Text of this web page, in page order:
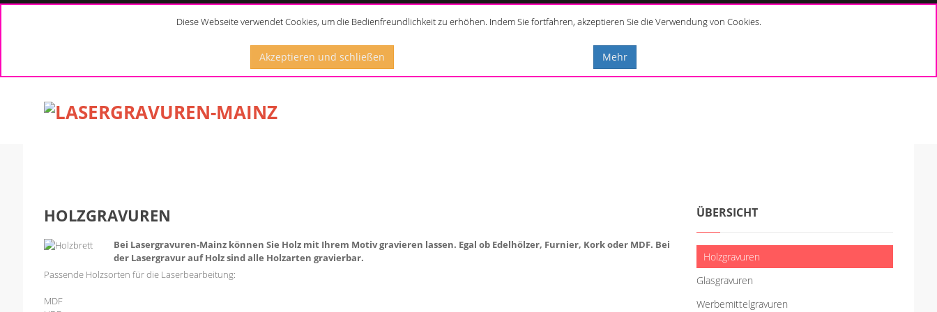
Diese Webseite verwendet Cookies, um die Bedienfreundlichkeit zu erhöhen. Indem Sie fortfahren, akzeptieren Sie die Verwendung von Cookies.
Akzeptieren und schließen Mehr
HOLZGRAVUREN
Bei Lasergravuren-Mainz können Sie Holz mit Ihrem Motiv gravieren lassen. Egal ob Edelhölzer, Furnier, Kork oder MDF. Bei
der Lasergravur auf Holz sind alle Holzarten gravierbar.
Passende Holzsorten für die Laserbearbeitung:
MDF
ÜBERSICHT
Holzgravuren
Glasgravuren
Werbemittelgravuren